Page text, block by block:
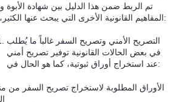
تم الربط ضمن هذا الدليل بين شهادة الأبوة
المفاهيم القانونية الأخرى التي يبحث عنها الكثير، مثل:
التصريح الأمني وتصريح السفر غالباً ما يُطلب
في بعض الحالات القانونية توفير تصريح أمني
عند استخراج أوراق ثبوتية، كما هو الحال في:
الأوراق المطلوبة لاستخراج تصريح السفر من